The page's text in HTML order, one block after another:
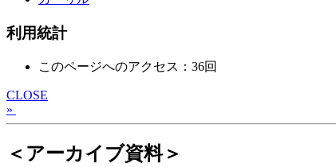
利用統計
このページへのアクセス：36回
CLOSE
»
＜アーカイブ資料＞